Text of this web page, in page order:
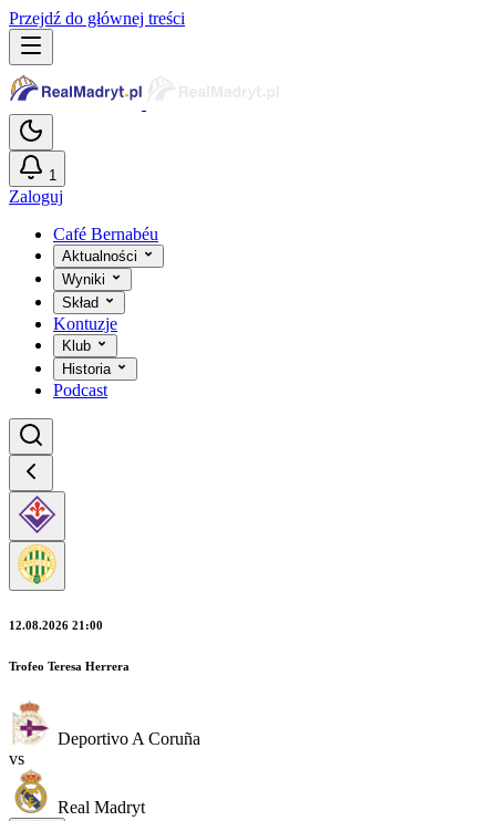
Przejdź do głównej treści
1
Zaloguj
Café Bernabéu
Aktualności
Wyniki
Skład
Kontuzje
Klub
Historia
Podcast
12.08.2026 21:00
Trofeo Teresa Herrera
Deportivo A Coruña
vs
Real Madryt